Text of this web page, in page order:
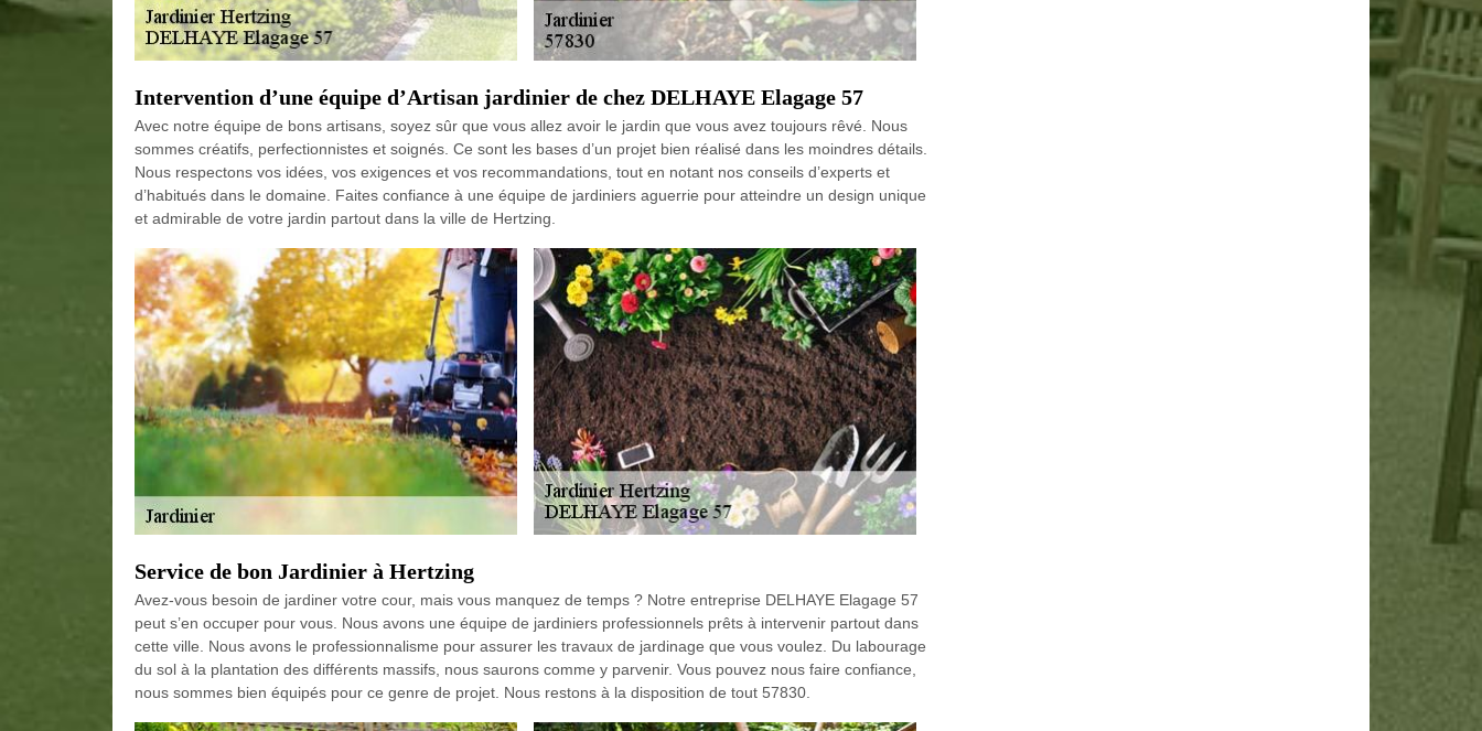
Intervention d’une équipe d’Artisan jardinier de chez DELHAYE Elagage 57
Avec notre équipe de bons artisans, soyez sûr que vous allez avoir le jardin que vous avez toujours rêvé. Nous
sommes créatifs, perfectionnistes et soignés. Ce sont les bases d’un projet bien réalisé dans les moindres détails.
Nous respectons vos idées, vos exigences et vos recommandations, tout en notant nos conseils d’experts et
d’habitués dans le domaine. Faites confiance à une équipe de jardiniers aguerrie pour atteindre un design unique
et admirable de votre jardin partout dans la ville de Hertzing.
Service de bon Jardinier à Hertzing
Avez-vous besoin de jardiner votre cour, mais vous manquez de temps ? Notre entreprise DELHAYE Elagage 57
peut s’en occuper pour vous. Nous avons une équipe de jardiniers professionnels prêts à intervenir partout dans
cette ville. Nous avons le professionnalisme pour assurer les travaux de jardinage que vous voulez. Du labourage
du sol à la plantation des différents massifs, nous saurons comme y parvenir. Vous pouvez nous faire confiance,
nous sommes bien équipés pour ce genre de projet. Nous restons à la disposition de tout 57830.